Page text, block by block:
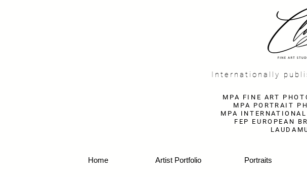
Internationally
MPA FINE ART
MPA PORTRAIT
MPA
FEP EUROPEAN
Home Artist Portfolio Portraits